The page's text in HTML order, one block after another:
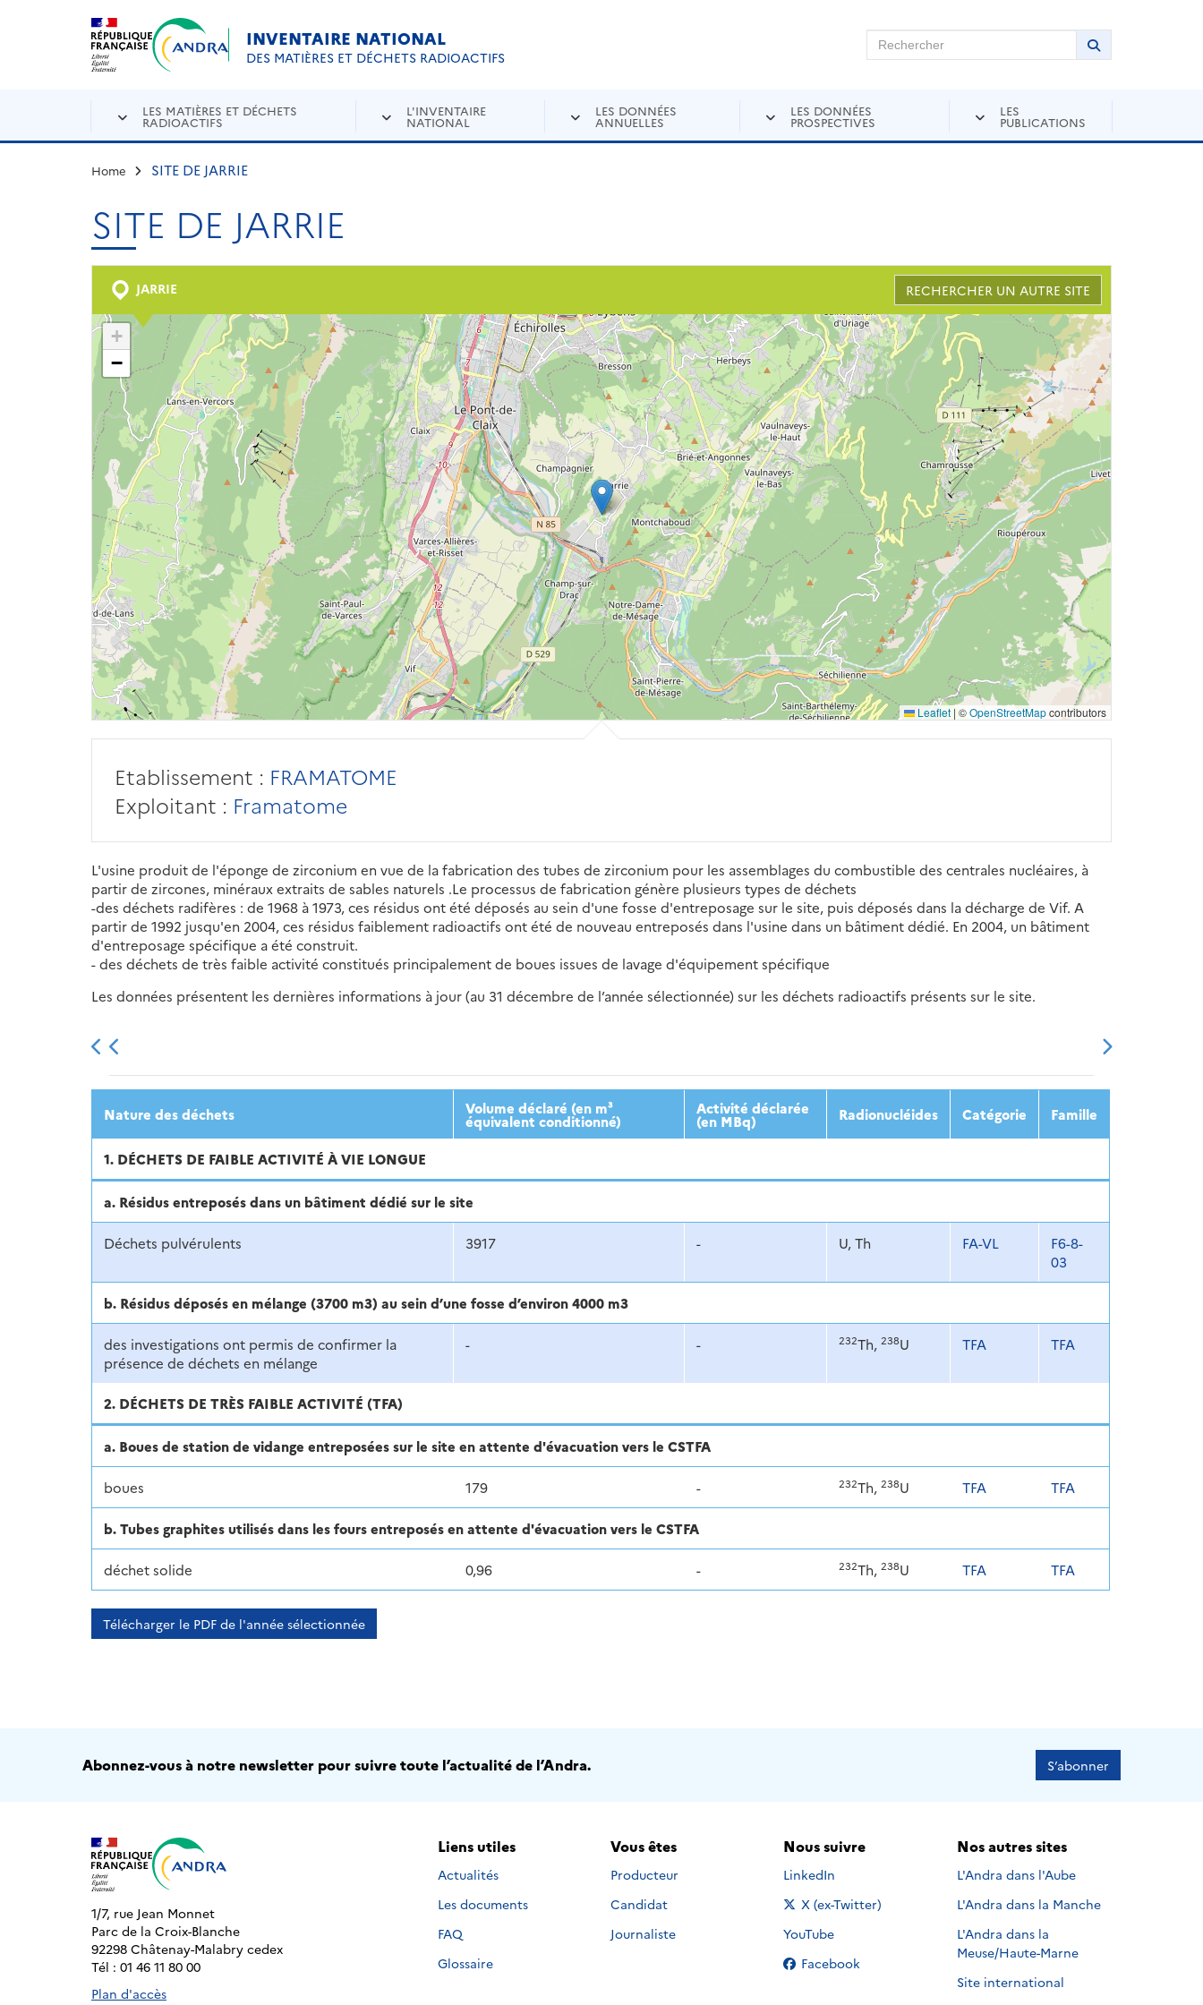
Aller au contenu principal
INVENTAIRE NATIONAL
DES MATIÈRES ET DÉCHETS RADIOACTIFS
Rechercher sur Andra Inventaire Rechercher
Lancer la
LES MATIÈRES ET DÉCHETS
RADIOACTIFS
L'INVENTAIRE
NATIONAL
LES DONNÉES
ANNUELLES
LES DONNÉES
PROSPECTIVES
LES
PUBLICATIONS
Home SITE DE JARRIE
SITE DE JARRIE
JARRIE RECHERCHER UN AUTRE SITE
+
−
Leaflet | ©OpenStreetMapcontributors
Etablissement : FRAMATOME
Exploitant : Framatome
L'usine produit de l'éponge de zirconium en vue de la fabrication des tubes de zirconium pour les assemblages du combustible des centrales nucléaires, à
partir de zircones, minéraux extraits de sables naturels .Le processus de fabrication génère plusieurs types de déchets
-des déchets radifères : de 1968 à 1973, ces résidus ont été déposés au sein d'une fosse d'entreposage sur le site, puis déposés dans la décharge de Vif. A
partir de 1992 jusqu'en 2004, ces résidus faiblement radioactifs ont été de nouveau entreposés dans l'usine dans un bâtiment dédié. En 2004, un bâtiment
d'entreposage spécifique a été construit.
- des déchets de très faible activité constitués principalement de boues issues de lavage d'équipement spécifique
Les données présentent les dernières informations à jour (au 31 décembre de l’année sélectionnée) sur les déchets radioactifs présents sur le site.
2013 2014 2015 2016 2017 2018 2019 2020 2021 2022 2023
Nature des déchets Volume déclaré (en m³
équivalent conditionné)
Activité déclarée
(en MBq) Radionucléides Catégorie Famille
1. DÉCHETS DE FAIBLE ACTIVITÉ À VIE LONGUE
a. Résidus entreposés dans un bâtiment dédié sur le site
Déchets pulvérulents 3917 - U, Th FA-VL
F6-8-
03
b. Résidus déposés en mélange (3700 m3) au sein d’une fosse d’environ 4000 m3
des investigations ont permis de confirmer la
présence de déchets en mélange
- - 232Th, 238U TFA TFA
2. DÉCHETS DE TRÈS FAIBLE ACTIVITÉ (TFA)
a. Boues de station de vidange entreposées sur le site en attente d'évacuation vers le CSTFA
boues 179 - 232Th, 238U TFA TFA
b. Tubes graphites utilisés dans les fours entreposés en attente d'évacuation vers le CSTFA
déchet solide 0,96 - 232Th, 238U TFA TFA
Télécharger le PDF de l'année sélectionnée
Abonnez-vous à notre newsletter pour suivre toute l’actualité de l’Andra. S’abonner
1/7, rue Jean Monnet
Parc de la Croix-Blanche
92298 Châtenay-Malabry cedex
Tél : 01 46 11 80 00
Plan d'accès
Liens utiles
Actualités
Les documents
FAQ
Glossaire
Vous êtes
Producteur
Candidat
Journaliste
Nous suivre
Nous suivre sur
LinkedIn
Nous suivre sur
X (ex-Twitter)
Nous suivre sur
YouTube
Nous suivre sur
Facebook
Nos autres sites
L'Andra dans l'Aube
L'Andra dans la Manche
L'Andra dans la
Meuse/Haute-Marne
Site international